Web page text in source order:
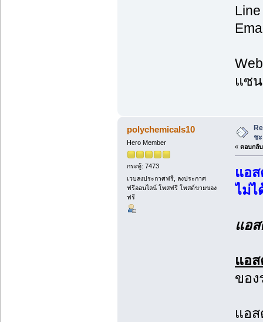
แซน
polychemicals10
Hero Member
กระทู้: 7473
เวบลงประกาศฟรี, ลงประกาศ
ฟรีออนไลน์ โพสฟรี โพสต์ขายของ
ฟรี
ช
« ตอบกลั
แอ
ไม่ไ
แอ
แอ
ขอ
แอ